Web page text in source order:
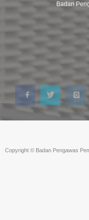
Badan
Copyright © Badan Pengawas